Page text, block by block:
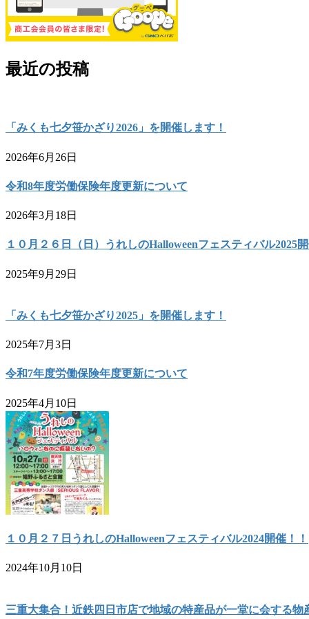
最近の投稿
「みくも七夕笹かざり2026」を開催します！
2026年6月26日
令和8年度労働保険年度更新について
2026年3月18日
１０月２６日（日）うれしのHalloweenフェスティバル2025
2025年9月29日
「みくも七夕笹かざり2025」を開催します！
2025年7月3日
令和7年度労働保険年度更新について
2025年4月10日
１０月２７日うれしのHalloweenフェスティバル2024開催！！
2024年10月10日
三重大集合！近鉄四日市店で地域の特産品が一堂に会する物